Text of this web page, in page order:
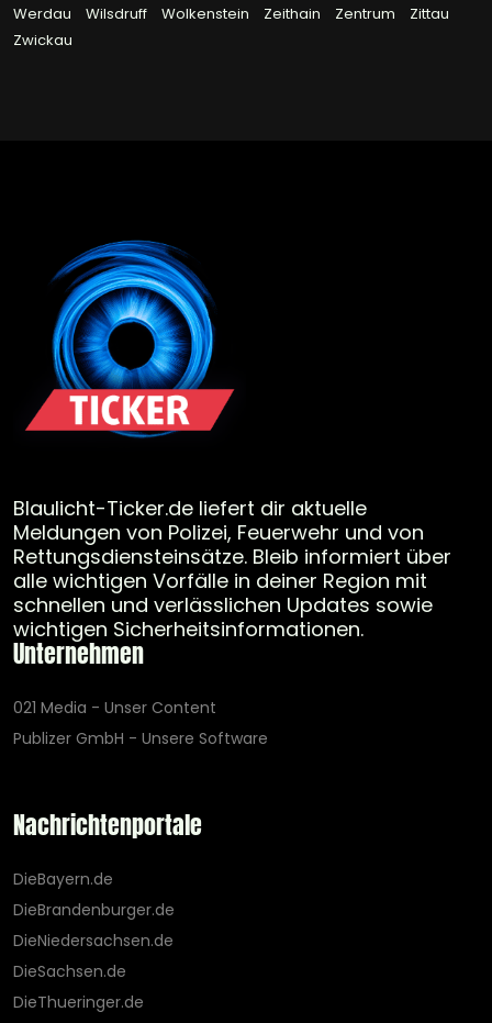
Werdau
Wilsdruff Wolkenstein Zeithain Zentrum
Zittau
Zwickau
Blaulicht-Ticker.de liefert dir aktuelle
Meldungen von Polizei, Feuerwehr und von
Rettungsdiensteinsätze. Bleib informiert über
alle wichtigen Vorfälle in deiner Region mit
schnellen und verlässlichen Updates sowie
wichtigen Sicherheitsinformationen.
Unternehmen
021 Media - Unser Content
Publizer GmbH - Unsere Software
Nachrichtenportale
DieBayern.de
DieBrandenburger.de
DieNiedersachsen.de
DieSachsen.de
DieThueringer.de